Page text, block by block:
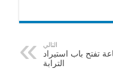
التالي
تفتح باب استيراد
الترابة